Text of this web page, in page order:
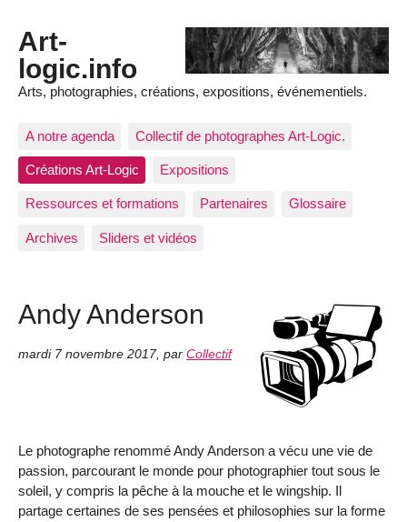
Art-
logic.info
Arts, photographies, créations, expositions, événementiels.
A notre agenda Collectif de photographes Art-Logic.
Créations Art-Logic Expositions
Ressources et formations Partenaires Glossaire
Archives Sliders et vidéos
Andy Anderson
mardi 7 novembre 2017, par Collectif
Le photographe renommé Andy Anderson a vécu une vie de
passion, parcourant le monde pour photographier tout sous le
soleil, y compris la pêche à la mouche et le wingship. Il
partage certaines de ses pensées et philosophies sur la forme